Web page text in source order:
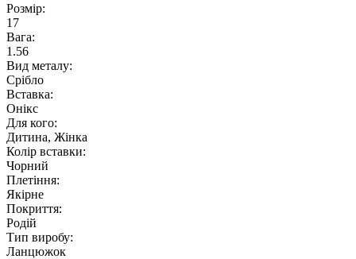
Розмір:
17
Вага:
1.56
Вид металу:
Срібло
Вставка:
Онікс
Для кого:
Дитина, Жінка
Колір вставки:
Чорний
Плетіння:
Якірне
Покриття:
Родій
Тип виробу:
Ланцюжок